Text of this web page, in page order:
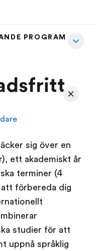
PROGRAM
sig över en
ett akademiskt år
terminer (4
förbereda dig
studier för att
uppnå språklig